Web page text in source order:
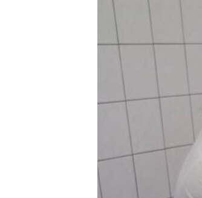
УКРАЇНСЬКА ПРОБЛЕМА КРИМУ